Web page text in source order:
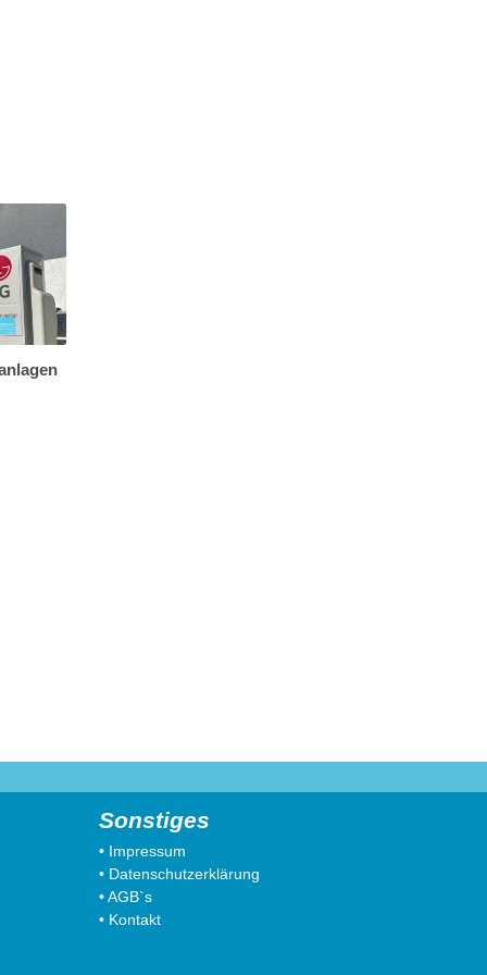
Sonstiges
• Impressum
• Datenschutzerklärung
• AGB`s
• Kontakt